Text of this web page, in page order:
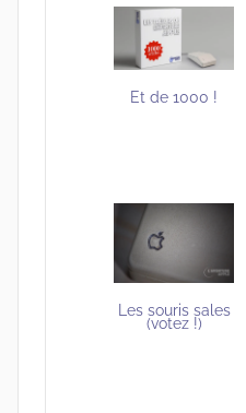
Et de 1000 !
Les souris sales
(votez !)